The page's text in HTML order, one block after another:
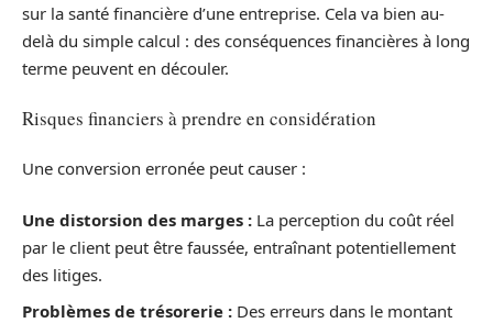
sur la santé financière d’une entreprise. Cela va bien au-
delà du simple calcul : des conséquences financières à long
terme peuvent en découler.
Risques financiers à prendre en considération
Une conversion erronée peut causer :
Une distorsion des marges : La perception du coût réel
par le client peut être faussée, entraînant potentiellement
des litiges.
Problèmes de trésorerie : Des erreurs dans le montant